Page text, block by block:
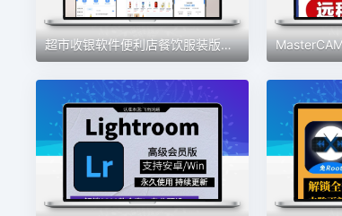
超市收银软件便利店餐饮服装版收银系统会员管理手机版收银系统